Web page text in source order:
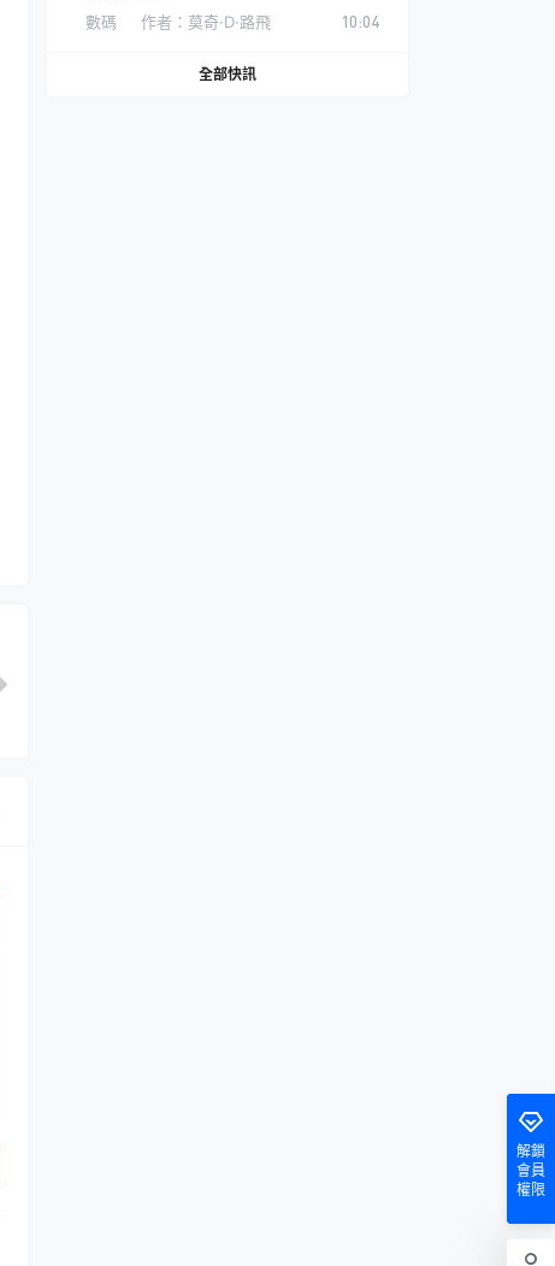
數碼 作者： 莫奇·D·路飛 10:04
全部快訊
解鎖
會員
權限